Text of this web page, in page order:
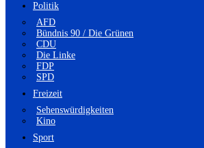
Politik
AFD
Bündnis 90 / Die Grünen
CDU
Die Linke
FDP
SPD
Freizeit
Sehenswürdigkeiten
Kino
Sport